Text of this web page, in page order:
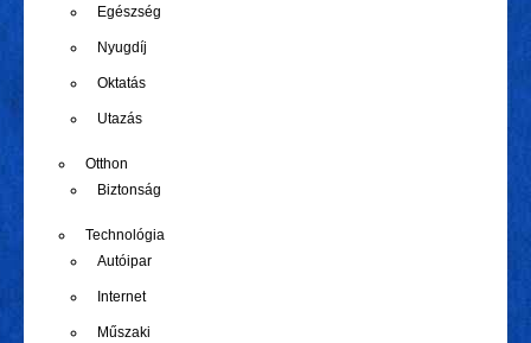
Egészség
Nyugdíj
Oktatás
Utazás
Otthon
Biztonság
Technológia
Autóipar
Internet
Műszaki